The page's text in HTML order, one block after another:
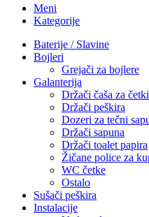
Meni
Kategorije
Baterije / Slavine
Bojleri
Grejači za bojlere
Galanterija
Držači čaša za
Držači peškira
Dozeri za tečni
Držači sapuna
Držači toalet papira
Žičane police za
WC četke
Ostalo
Sušači peškira
Instalacije